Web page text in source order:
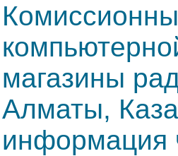
магазины
Алматы,
информация